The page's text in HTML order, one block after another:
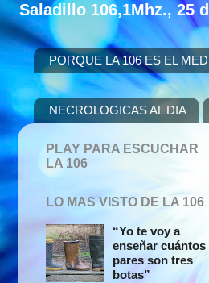
Saladillo 106,1Mhz., 25
PORQUE LA 106 ES EL
NECROLOGICAS AL DIA
PLAY PARA ESCUCHAR
LA 106
LO MAS VISTO DE LA 106
“Yo te voy a
enseñar cuántos
pares son tres
botas”